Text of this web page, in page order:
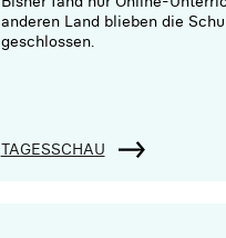
anderen Land blieben die
geschlossen.
TAGESSCHAU